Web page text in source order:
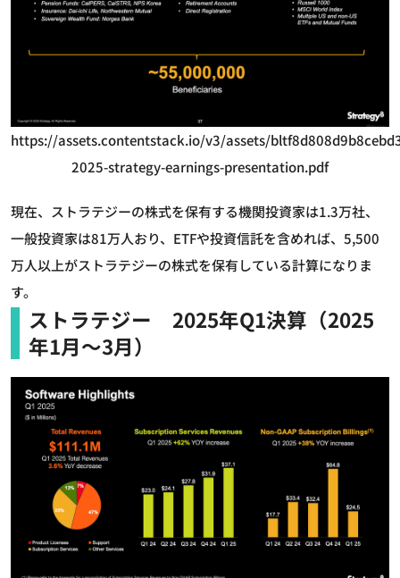
https://assets.contentstack.io/v3/assets/
2025-strategy-earnings-presentation.pdf
現在、ストラテジーの株式を保有する機関投資家は1.3万社、
一般投資家は81万人おり、ETFや投資信託を含めれば、5,500
万人以上がストラテジーの株式を保有している計算になりま
す。
ストラテジー 2025年Q1決算（2025
年1月～3月）